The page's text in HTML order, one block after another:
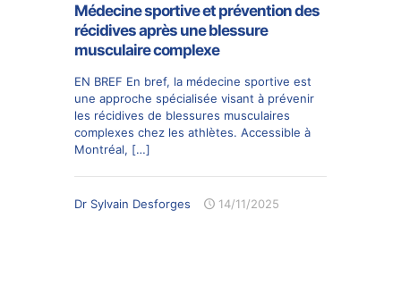
Médecine sportive et prévention des
récidives après une blessure
musculaire complexe
EN BREF En bref, la médecine sportive est
une approche spécialisée visant à prévenir
les récidives de blessures musculaires
complexes chez les athlètes. Accessible à
Montréal, […]
Dr Sylvain Desforges 14/11/2025